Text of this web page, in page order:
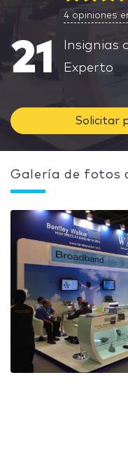
4 opiniones
21
Insignias
Experto
Solicitar
Galería de fotos